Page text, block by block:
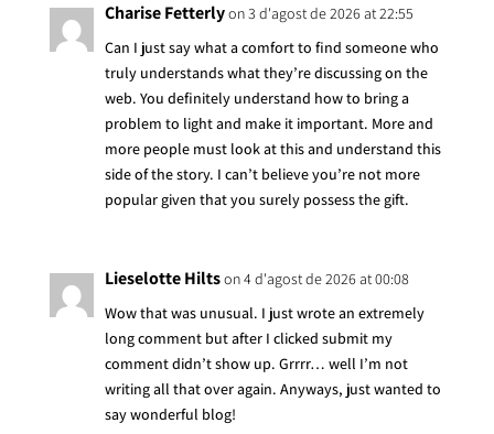
Charise Fetterlyon 3 d'agost de 2026 at 22:55
Can I just say what a comfort to find someone who
truly understands what they’re discussing on the
web. You definitely understand how to bring a
problem to light and make it important. More and
more people must look at this and understand this
side of the story. I can’t believe you’re not more
popular given that you surely possess the gift.
Lieselotte Hiltson 4 d'agost de 2026 at 00:08
Wow that was unusual. I just wrote an extremely
long comment but after I clicked submit my
comment didn’t show up. Grrrr… well I’m not
writing all that over again. Anyways, just wanted to
say wonderful blog!